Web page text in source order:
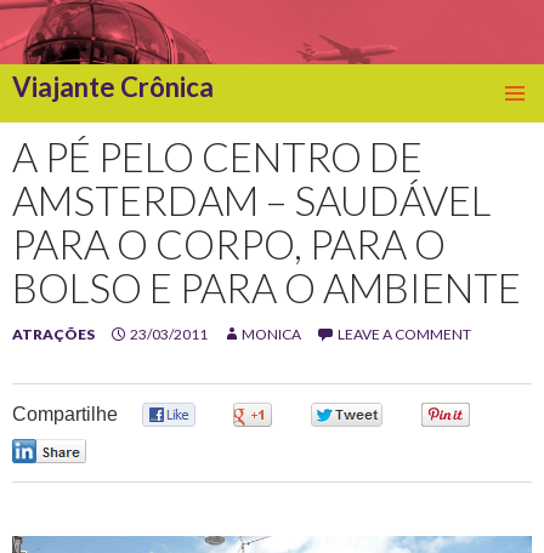
Viajante Crônica
TO
CONTENT
A PÉ PELO CENTRO DE
AMSTERDAM – SAUDÁVEL
PARA O CORPO, PARA O
BOLSO E PARA O AMBIENTE
ATRAÇÕES 23/03/2011 MONICA LEAVE A COMMENT
Compartilhe